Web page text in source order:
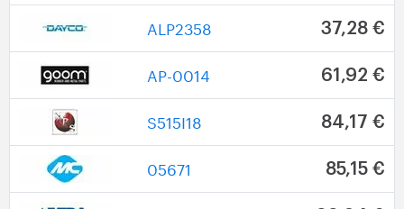
ALP2358 37,28 €
AP-0014 61,92 €
S515I18 84,17 €
05671 85,15 €